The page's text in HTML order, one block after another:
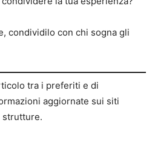
condividilo con chi sogna gli
tra i preferiti e di
aggiornate sui siti
strutture.